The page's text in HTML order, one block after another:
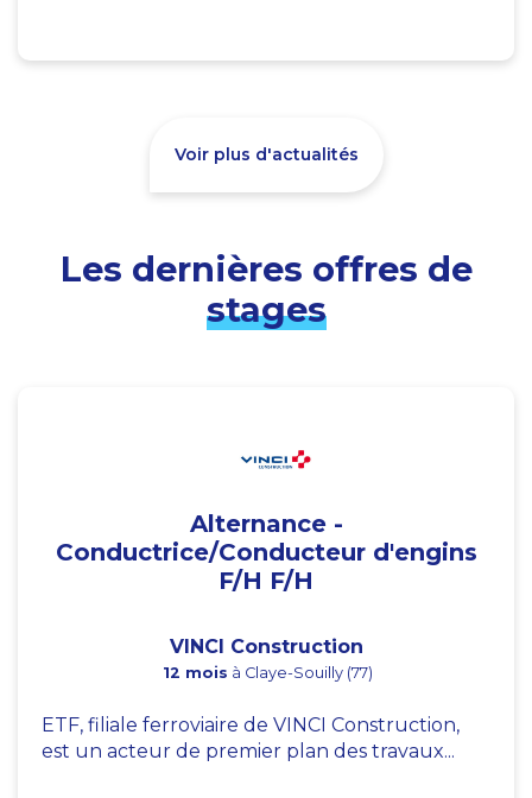
Voir plus d'actualités
Les dernières offres de
stages
Alternance -
Conductrice/Conducteur d'engins
F/H F/H
VINCI Construction
12 mois à Claye-Souilly (77)
ETF, filiale ferroviaire de VINCI Construction,
est un acteur de premier plan des travaux...